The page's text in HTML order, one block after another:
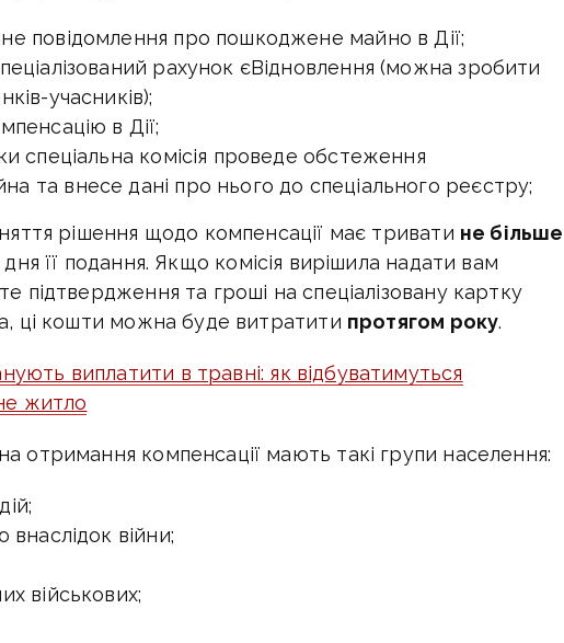
повідомлення про пошкоджене майно в Дії;
рахунок єВідновлення (можна зробити
учасників);
в Дії;
спеціальна комісія проведе обстеження
та внесе дані про нього до спеціального реєстру;
рішення щодо компенсації має тривати не більше
її подання. Якщо комісія вирішила надати вам
підтвердження та гроші на спеціалізовану картку
ці кошти можна буде витратити протягом року.
виплатити в травні: як відбуватимуться
житло
отримання компенсації мають такі групи населення:
внаслідок війни;
військових;